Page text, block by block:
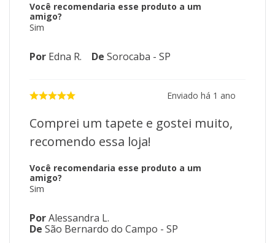
Você recomendaria esse produto a um
amigo?
Sim
Por Edna R. De Sorocaba - SP
Enviado há 1 ano
Comprei um tapete e gostei muito,
recomendo essa loja!
Você recomendaria esse produto a um
amigo?
Sim
PorAlessandra L.
De São Bernardo do Campo - SP